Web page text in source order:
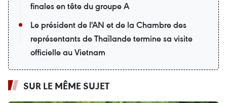
finales en tête du groupe A
Le président de l'AN et de la Chambre des
représentants de Thaïlande termine sa visite
officielle au Vietnam
SUR LE MÊME SUJET